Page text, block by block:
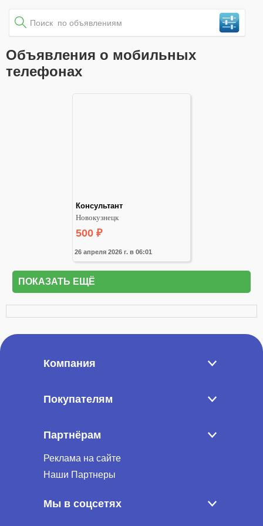
Объявления о мобильных
телефонах
26 апреля 2026 г. в 06:01
Консультант
Новокузнецк
500 ₽
ПОКАЗАТЬ ЕЩЁ
Компания
Покупателям
Партнёрам
Реклама на сайте
Наши Партнеры
Мы в соцсетях